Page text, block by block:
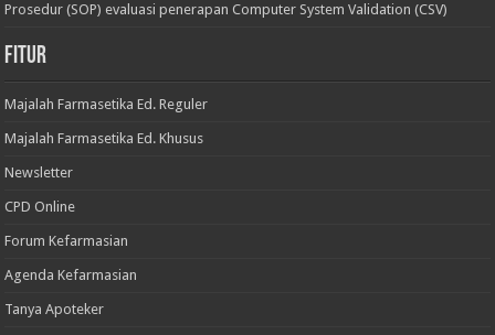
Prosedur (SOP) evaluasi penerapan Computer System Validation (CSV)
Fitur
Majalah Farmasetika Ed. Reguler
Majalah Farmasetika Ed. Khusus
Newsletter
CPD Online
Forum Kefarmasian
Agenda Kefarmasian
Tanya Apoteker